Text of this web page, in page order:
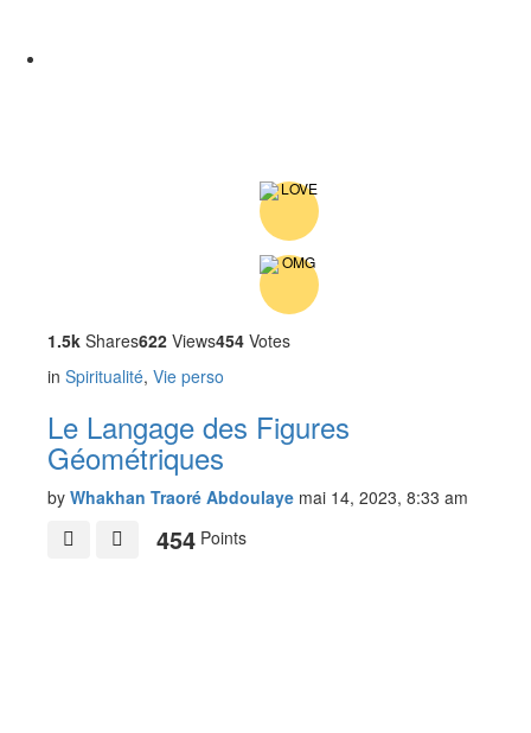
1.5k Shares622 Views454 Votes
in Spiritualité, Vie perso
Le Langage des Figures
Géométriques
by Whakhan Traoré Abdoulaye mai 14, 2023, 8:33 am
454 Points